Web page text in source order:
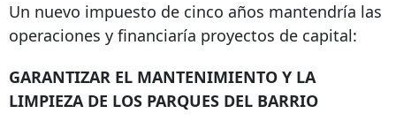
Un nuevo impuesto de cinco años mantendría las
operaciones y financiaría proyectos de capital:
GARANTIZAR EL MANTENIMIENTO Y LA
LIMPIEZA DE LOS PARQUES DEL BARRIO